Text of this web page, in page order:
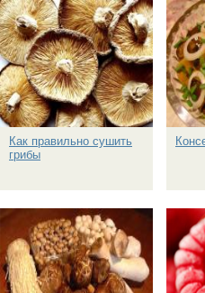
Как правильно сушить
грибы